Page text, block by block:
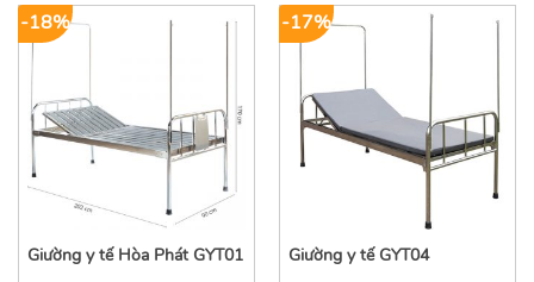
-18%
Giường y tế Hòa Phát GYT01
-17%
Giường y tế GYT04